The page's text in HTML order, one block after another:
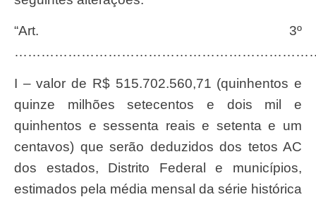
“Art. 3º
I – valor de R$ 515.702.560,71 (quinhentos e
quinze milhões setecentos e dois mil e
quinhentos e sessenta reais e setenta e um
centavos) que serão deduzidos dos tetos AC
dos estados, Distrito Federal e municípios,
estimados pela média mensal da série histórica